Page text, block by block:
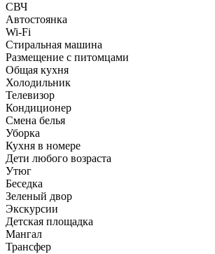
СВЧ
Автостоянка
Wi-Fi
Стиральная машина
Размещение с питомцами
Общая кухня
Холодильник
Телевизор
Кондиционер
Смена белья
Уборка
Кухня в номере
Дети любого возраста
Утюг
Беседка
Зеленый двор
Экскурсии
Детская площадка
Мангал
Трансфер